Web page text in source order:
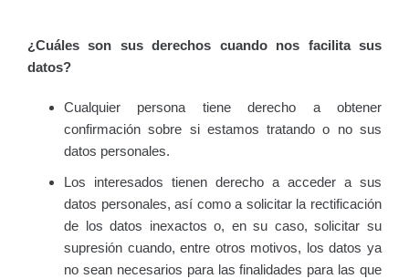
¿Cuáles son sus derechos cuando nos facilita sus
datos?
Cualquier persona tiene derecho a obtener
confirmación sobre si estamos tratando o no sus
datos personales.
Los interesados tienen derecho a acceder a sus
datos personales, así como a solicitar la rectificación
de los datos inexactos o, en su caso, solicitar su
supresión cuando, entre otros motivos, los datos ya
no sean necesarios para las finalidades para las que